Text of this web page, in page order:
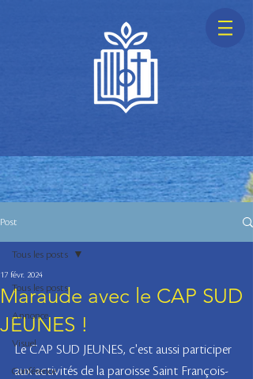
Post
Tous les posts
Annonce
Visuel
Conférence
Tous les posts
Maraude avec le CAP SUD
JEUNES !
17 févr. 2024
Le CAP SUD JEUNES, c'est aussi participer
aux activités de la paroisse Saint François-